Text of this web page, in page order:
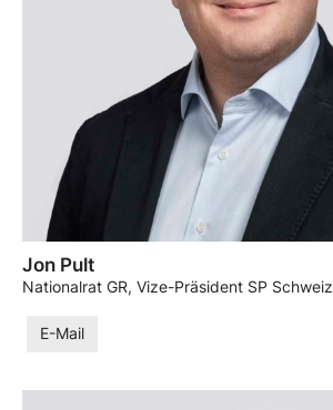
Jon Pult
Nationalrat GR, Vize-Präsident SP Schweiz
E-Mail